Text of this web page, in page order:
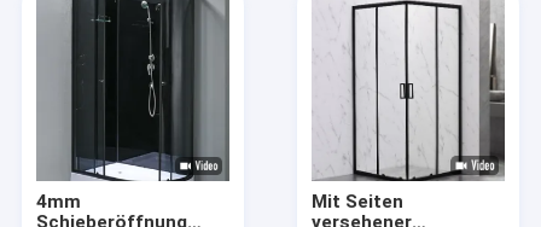
4mm
Schieberöffnung
Mit Seiten
versehener